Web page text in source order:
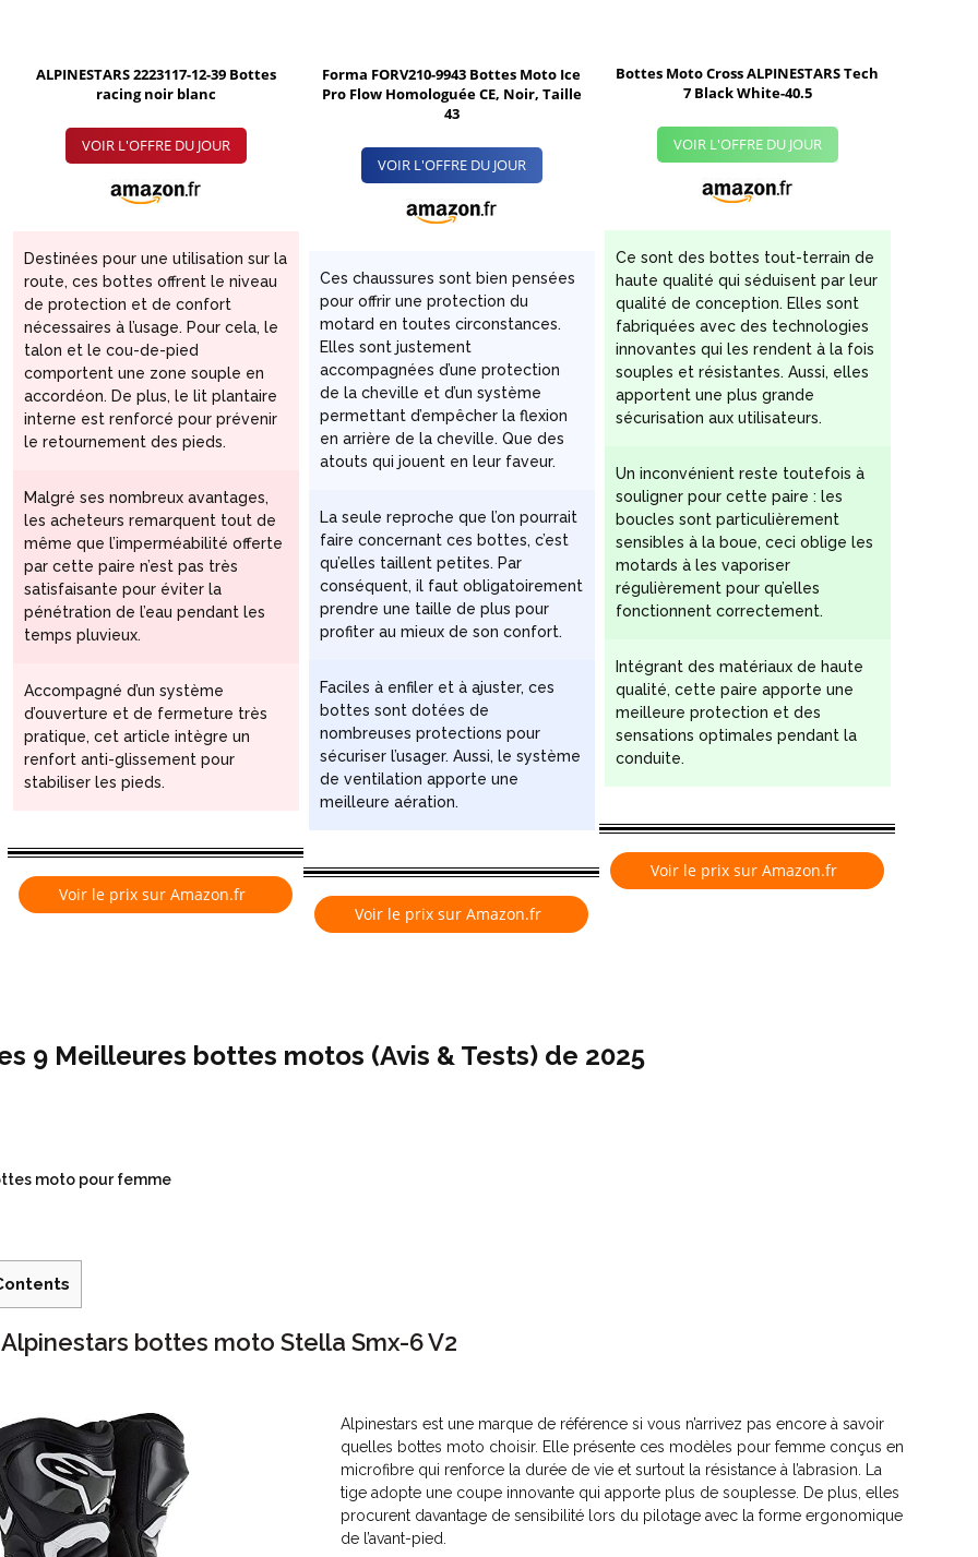
ALPINESTARS 2223117-12-39 Bottes
racing noir blanc
VOIR L'OFFRE DU JOUR
Destinées pour une utilisation sur la
route, ces bottes offrent le niveau
de protection et de confort
nécessaires à l’usage. Pour cela, le
talon et le cou-de-pied
comportent une zone souple en
accordéon. De plus, le lit plantaire
interne est renforcé pour prévenir
le retournement des pieds.
Malgré ses nombreux avantages,
les acheteurs remarquent tout de
même que l’imperméabilité offerte
par cette paire n’est pas très
satisfaisante pour éviter la
pénétration de l’eau pendant les
temps pluvieux.
Accompagné d’un système
d’ouverture et de fermeture très
pratique, cet article intègre un
renfort anti-glissement pour
stabiliser les pieds.
Voir le prix sur Amazon.fr
Forma FORV210-9943 Bottes Moto Ice
Pro Flow Homologuée CE, Noir, Taille
43
VOIR L'OFFRE DU JOUR
Ces chaussures sont bien pensées
pour offrir une protection du
motard en toutes circonstances.
Elles sont justement
accompagnées d’une protection
de la cheville et d’un système
permettant d’empêcher la flexion
en arrière de la cheville. Que des
atouts qui jouent en leur faveur.
La seule reproche que l’on pourrait
faire concernant ces bottes, c’est
qu’elles taillent petites. Par
conséquent, il faut obligatoirement
prendre une taille de plus pour
profiter au mieux de son confort.
Faciles à enfiler et à ajuster, ces
bottes sont dotées de
nombreuses protections pour
sécuriser l’usager. Aussi, le système
de ventilation apporte une
meilleure aération.
Voir le prix sur Amazon.fr
Bottes Moto Cross ALPINESTARS Tech
7 Black White-40.5
VOIR L'OFFRE DU JOUR
Ce sont des bottes tout-terrain de
haute qualité qui séduisent par leur
qualité de conception. Elles sont
fabriquées avec des technologies
innovantes qui les rendent à la fois
souples et résistantes. Aussi, elles
apportent une plus grande
sécurisation aux utilisateurs.
Un inconvénient reste toutefois à
souligner pour cette paire : les
boucles sont particulièrement
sensibles à la boue, ceci oblige les
motards à les vaporiser
régulièrement pour qu’elles
fonctionnent correctement.
Intégrant des matériaux de haute
qualité, cette paire apporte une
meilleure protection et des
sensations optimales pendant la
conduite.
Voir le prix sur Amazon.fr
9 Meilleures bottes motos (Avis & Tests) de 2025
moto pour femme
Alpinestars bottes moto Stella Smx-6 V2
Alpinestars est une marque de référence si vous n’arrivez pas encore à savoir
quelles bottes moto choisir. Elle présente ces modèles pour femme conçus en
microfibre qui renforce la durée de vie et surtout la résistance à l’abrasion. La
tige adopte une coupe innovante qui apporte plus de souplesse. De plus, elles
procurent davantage de sensibilité lors du pilotage avec la forme ergonomique
de l’avant-pied.